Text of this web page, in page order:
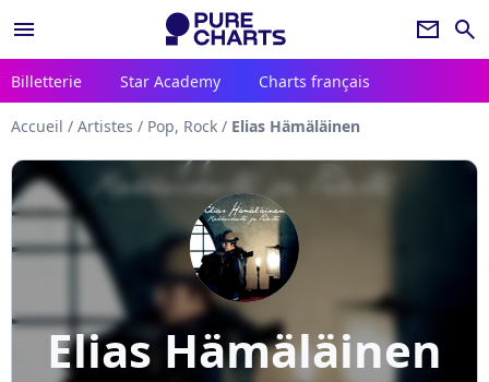
menu newsletter search
Billetterie Star Academy Charts français
Accueil / Artistes / Pop, Rock / Elias Hämäläinen
Elias Hämäläinen